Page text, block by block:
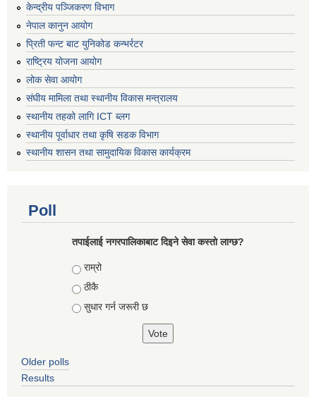
केन्द्रीय पञ्जिकरण विभाग
नेपाल कानुन आयोग
प्रिती फन्ट बाट युनिकोड कन्भर्रटर
राष्ट्रिय योजना आयोग
लोक सेवा आयोग
संघीय मामिला तथा स्थानीय विकास मन्त्रालय
स्थानीय तहको लागि ICT ब्लग
स्थानीय पूर्वाधार तथा कृषि सडक विभाग
स्थानीय शासन तथा सामुदायिक विकास कार्यक्रम
Poll
तपाईलाई नगरपालिकाबाट दिइने सेवा कस्तो लाग्छ?
Choices
राम्रो
ठीकै
सुधार गर्न जरूरी छ
Older polls
Results